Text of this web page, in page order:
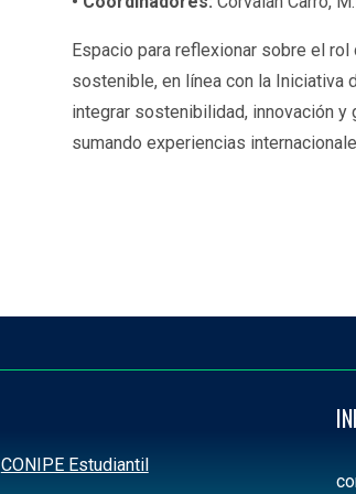
Espacio para reflexionar sobre el
sostenible, en línea con la Iniciativa
integrar sostenibilidad, innovación y
sumando experiencias
CONIPE Estudiantil